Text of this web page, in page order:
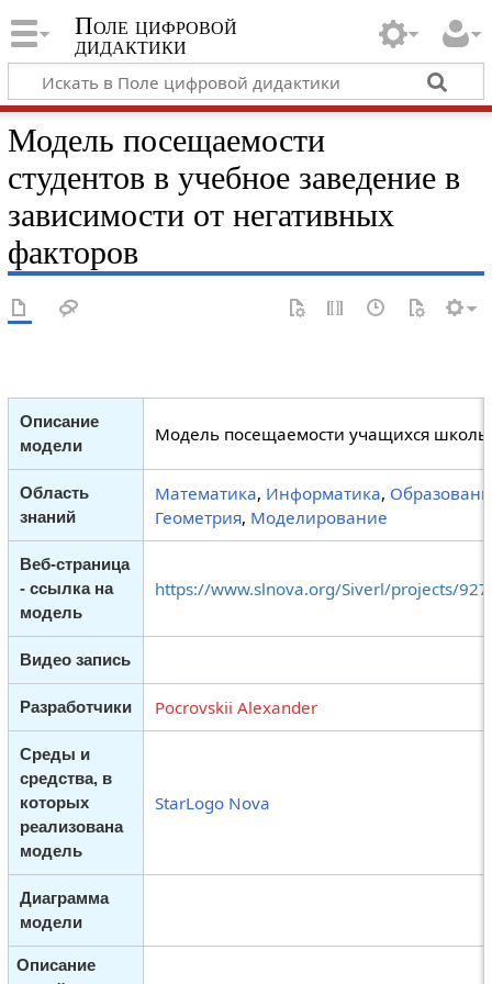
Поле цифровой
дидактики
Модель посещаемости
студентов в учебное заведение в
зависимости от негативных
факторов
Описание
модели
Модель посещаемости учащихся школы
Область
знаний
Математика, Информатика,
Геометрия, Моделирование
Веб-страница
- ссылка на
модель
https://www.slnova.org/Siverl/projects/
Видео запись
Разработчики Pocrovskii Alexander
Среды и
средства, в
которых
реализована
модель
StarLogo Nova
Диаграмма
модели
Описание